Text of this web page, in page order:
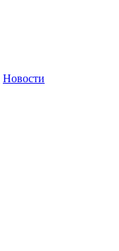
Новости